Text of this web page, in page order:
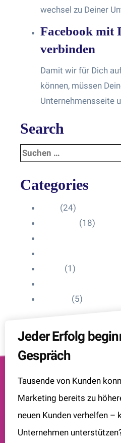
wechsel zu Deiner
Facebook mit
verbinden
Damit wir für Dich
können, müssen
Unternehmensseite
Search
Categories
(24)
(18)
(1)
(5)
Jeder Erfolg
Gespräch
Tausende von Kunden
Marketing bereits zu
neuen Kunden verhelfen –
Unternehmen